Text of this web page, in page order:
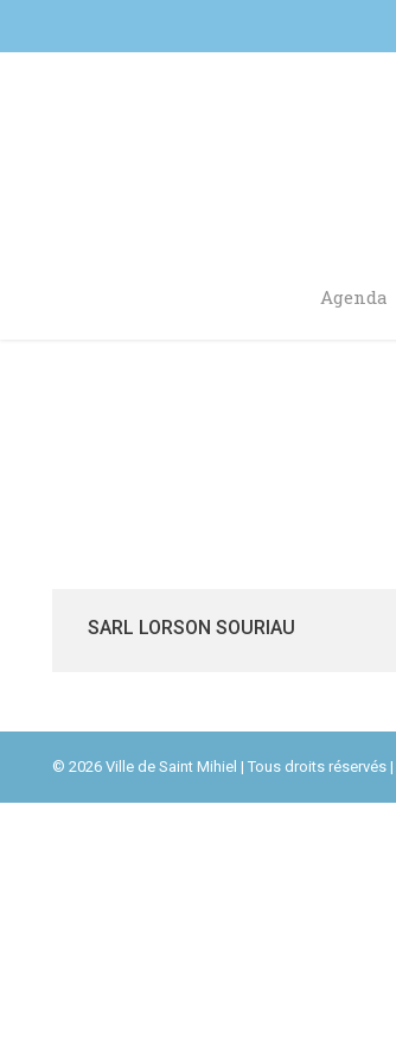
Agenda
SARL LORSON SOURIAU
© 2026 Ville de Saint Mihiel | Tous droits réservés |